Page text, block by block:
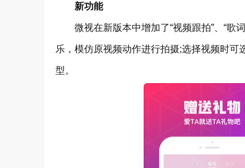
新功能
微视在新版本中增加了“视频跟拍”、“歌词
乐，模仿原视频动作进行拍摄;选择视频时
型。